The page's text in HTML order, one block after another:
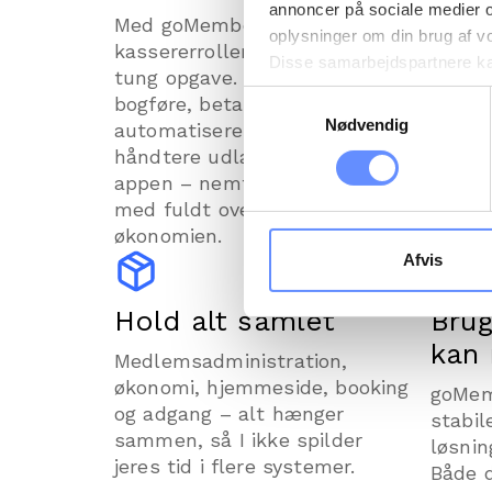
annoncer på sociale
oplysninger om din brug af
Disse samarbejdspartnere
gennem din brug af deres
tredjelande, herunder USA.
cookie opbevares. Du
Nødvendig
Afvis
Med goMember er
kassererrollen ikke længere en
tung opgave. Kassereren kan
bogføre, betale regninger,
automatisere opgaver og
håndtere udlæg direkte i
appen – nemt, sikkert og altid
med fuldt overblik over
økonomien.
Ræk
hold
Hold alt samlet
Medlemsadministration,
økonomi, hjemmeside, booking
og adgang – alt hænger
sammen, så I ikke spilder
jeres tid i flere systemer.
kan
Både